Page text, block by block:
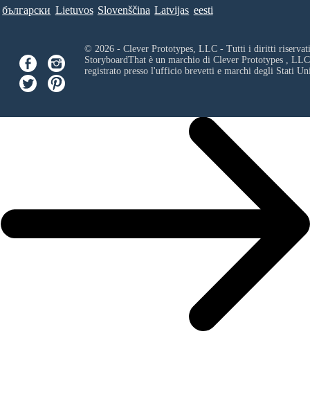
български Lietuvos Slovenščina Latvijas eesti
© 2026 - Clever Prototypes, LLC - Tutti i diritti
StoryboardThat è un marchio di Clever Prototypes , LLC
registrato presso l'ufficio brevetti e marchi degli Stati